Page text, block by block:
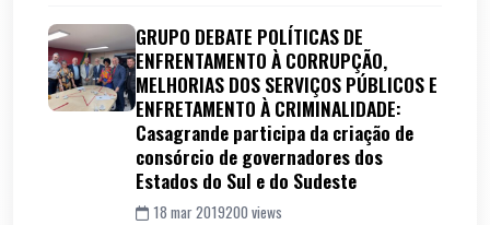
GRUPO DEBATE POLÍTICAS DE
ENFRENTAMENTO À CORRUPÇÃO,
MELHORIAS DOS SERVIÇOS PÚBLICOS E
ENFRETAMENTO À CRIMINALIDADE:
Casagrande participa da criação de
consórcio de governadores dos
Estados do Sul e do Sudeste
18 mar 2019200 views